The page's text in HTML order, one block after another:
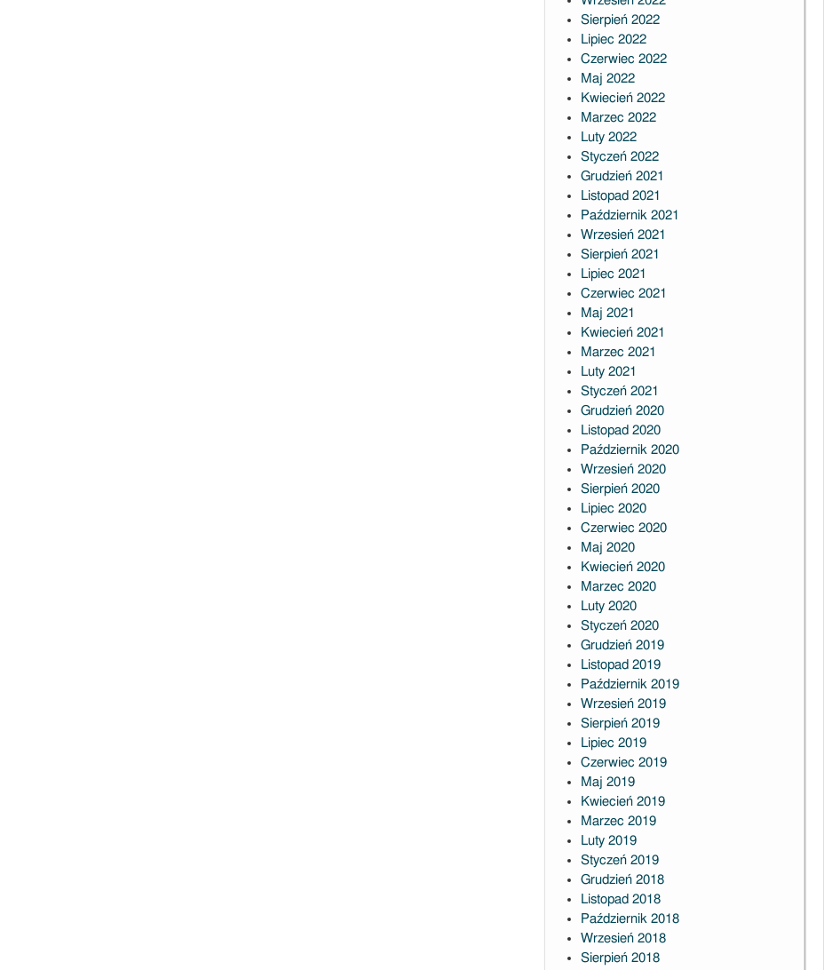
Sierpień 2022
Lipiec 2022
Czerwiec 2022
Maj 2022
Kwiecień 2022
Marzec 2022
Luty 2022
Styczeń 2022
Grudzień 2021
Listopad 2021
Październik 2021
Wrzesień 2021
Sierpień 2021
Lipiec 2021
Czerwiec 2021
Maj 2021
Kwiecień 2021
Marzec 2021
Luty 2021
Styczeń 2021
Grudzień 2020
Listopad 2020
Październik 2020
Wrzesień 2020
Sierpień 2020
Lipiec 2020
Czerwiec 2020
Maj 2020
Kwiecień 2020
Marzec 2020
Luty 2020
Styczeń 2020
Grudzień 2019
Listopad 2019
Październik 2019
Wrzesień 2019
Sierpień 2019
Lipiec 2019
Czerwiec 2019
Maj 2019
Kwiecień 2019
Marzec 2019
Luty 2019
Styczeń 2019
Grudzień 2018
Listopad 2018
Październik 2018
Wrzesień 2018
Sierpień 2018